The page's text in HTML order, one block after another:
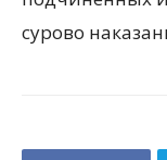
сурово